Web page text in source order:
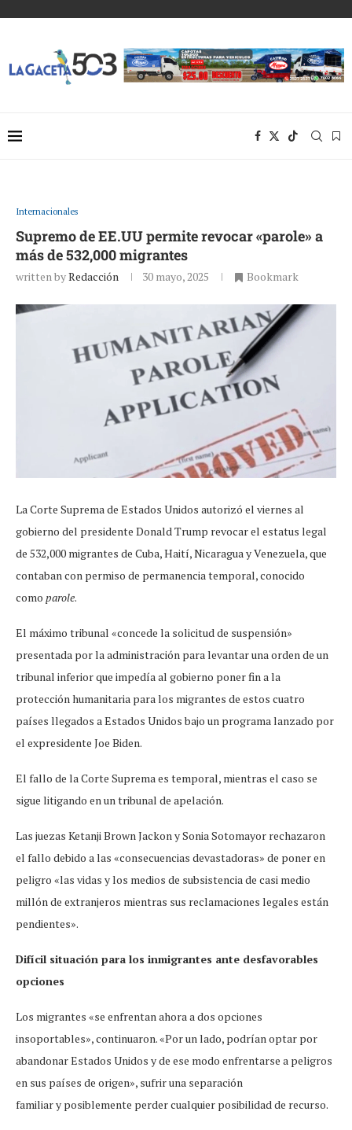
Internacionales
Supremo de EE.UU permite revocar «parole» a
más de 532,000 migrantes
written byRedacción 30 mayo, 2025 Bookmark
La Corte Suprema de Estados Unidos autorizó el viernes al
gobierno del presidente Donald Trump revocar el estatus legal
de 532,000 migrantes de Cuba, Haití, Nicaragua y Venezuela, que
contaban con permiso de permanencia temporal, conocido
como parole.
El máximo tribunal «concede la solicitud de suspensión»
presentada por la administración para levantar una orden de un
tribunal inferior que impedía al gobierno poner fin a la
protección humanitaria para los migrantes de estos cuatro
países llegados a Estados Unidos bajo un programa lanzado por
el expresidente Joe Biden.
El fallo de la Corte Suprema es temporal, mientras el caso se
sigue litigando en un tribunal de apelación.
Las juezas Ketanji Brown Jackon y Sonia Sotomayor rechazaron
el fallo debido a las «consecuencias devastadoras» de poner en
peligro «las vidas y los medios de subsistencia de casi medio
millón de extranjeros mientras sus reclamaciones legales están
pendientes».
Difícil situación para los inmigrantes ante desfavorables
opciones
Los migrantes «se enfrentan ahora a dos opciones
insoportables», continuaron. «Por un lado, podrían optar por
abandonar Estados Unidos y de ese modo enfrentarse a peligros
en sus países de origen», sufrir una separación
familiar y posiblemente perder cualquier posibilidad de recurso.